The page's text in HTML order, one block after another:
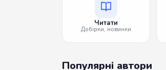
Читати
Добірки, новинки
Популярні автори